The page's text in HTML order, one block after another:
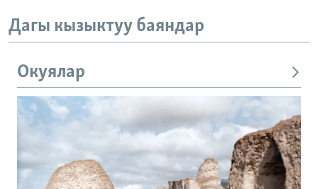
Дагы кызыктуу баяндар
Окуялар